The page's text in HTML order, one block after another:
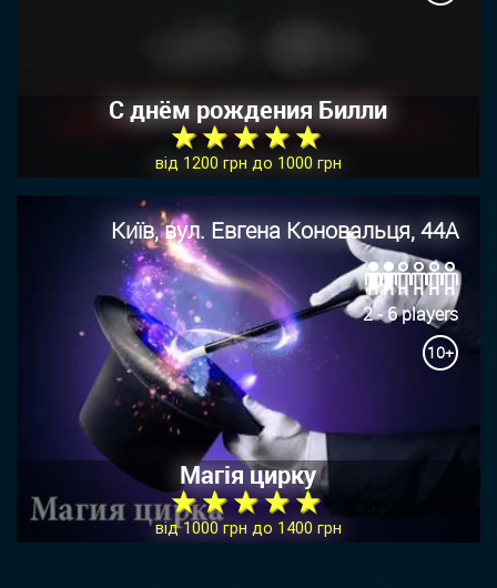
С днём рождения Билли
★ ★ ★ ★ ★
від 1200 грн до 1000 грн
Київ, вул. Евгена Коновальця, 44А
2 - 6 players
10+
Магія цирку
★ ★ ★ ★ ★
від 1000 грн до 1400 грн